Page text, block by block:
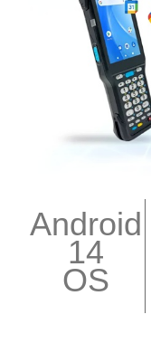
Android
14
OS